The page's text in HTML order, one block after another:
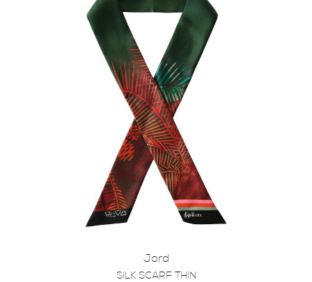
Jord
SILK SCARF THIN